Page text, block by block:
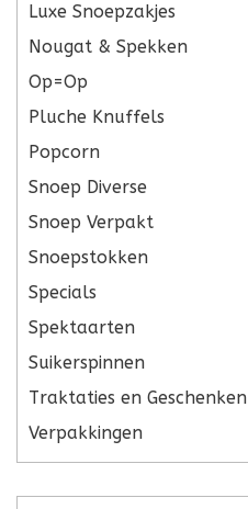
Luxe Snoepzakjes
Nougat & Spekken
Op=Op
Pluche Knuffels
Popcorn
Snoep Diverse
Snoep Verpakt
Snoepstokken
Specials
Spektaarten
Suikerspinnen
Traktaties en Geschenken
Verpakkingen